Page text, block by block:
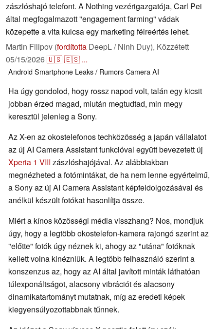
zászlóshajó telefont. A Nothing vezérigazgatója, Carl Pei
által megfogalmazott "engagement farming" vádak
közepette a vita kulcsa egy marketing félreértés lehet.
Martin Filipov (fordította DeepL / Ninh Duy), Közzétett
05/15/2026🇺🇸🇪🇸 ...
AndroidSmartphone Leaks / RumorsCameraAI
Ha úgy gondolod, hogy rossz napod volt, talán egy kicsit
jobban érzed magad, miután megtudtad, min megy
keresztül jelenleg a Sony.
Az X-en az okostelefonos techközösség a japán vállalatot
az új AI Camera Assistant funkcióval együtt bevezetett új
Xperia 1 VIII zászlóshajójával. Az alábbiakban
megnézheted a fotómintákat, de ha nem lenne egyértelmű,
a Sony az új AI Camera Assistant képfeldolgozásával és
anélkül készült fotókat hasonlítja össze.
Miért a kínos közösségi média visszhang? Nos, mondjuk
úgy, hogy a legtöbb okostelefon-kamera rajongó szerint az
"előtte" fotók úgy néznek ki, ahogy az "utána" fotóknak
kellett volna kinézniük. A legtöbb felhasználó szerint a
konszenzus az, hogy az AI által javított minták láthatóan
túlexponáltságot, alacsony vibrációt és alacsony
dinamikatartományt mutatnak, míg az eredeti képek
kiegyensúlyozottabbnak tűnnek.